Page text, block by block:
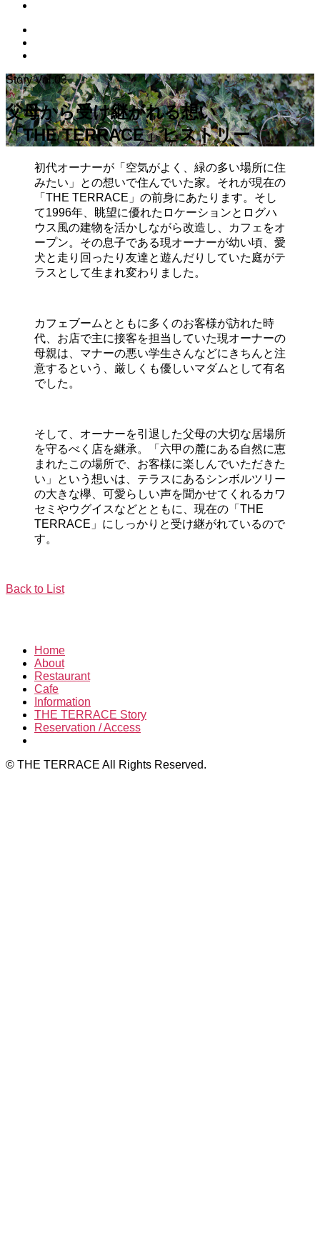
Story Vol.03
父母から受け継がれる想い
「THE TERRACE」ヒストリー
初代オーナーが 「空気がよく
、緑の多い場所に住
みたい」との想いで住んでいた家。それが現在の
「THE TERRACE 」の前身にあたります。 そし
て1996年、 眺望に優れたロケーションと ログハ
ウス風の建物を活かしながら改造し
カフェをオ
ープン。 その息子である現オーナーが幼い頃
愛
犬と 走り回ったり友達と遊んだりしていた庭がテ
ラスとして生まれ変わりました。
カフェブームとともに多くのお客様が訪れた時
代
お店で主に接客を担当 していた現オーナーの
母親は、 マナーの悪い学生さんなどに きちんと注
意するという、 厳しくも優しいマダム として有名
でした 。
そして、 オーナーを引退した父母の大切な居場所
を守るべく店を継承。「六甲の麓にある自然に恵
まれたこの場所で、 お客様に楽し んでいただきた
い」
という想いは、 テラスにある シンボルツリー
の大きな欅、可愛らしい声を聞かせてくれるカワ
セミやウグイスなどとともに 現在の 「THE
TERRACE 」に しっかりと 受け継がれているので
す。
Back to List
Home
About
Restaurant
Cafe
Information
THE TERRACE Story
Reservation / Access
© THE TERRACE All Rights Reserved.